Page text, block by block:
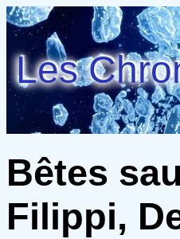
Les
Bêtes
Filippi,